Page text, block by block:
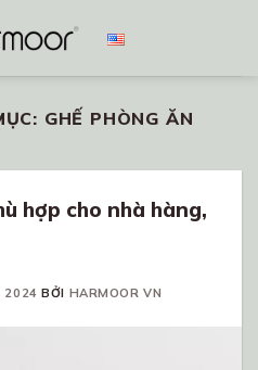
GHẾ PHÒNG ĂN
hợp cho nhà hàng,
2024 BỞI HARMOOR VN